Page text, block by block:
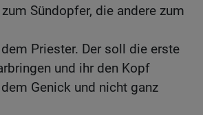
Sündopfer, die andere zum
Priester. Der soll die erste
und ihr den Kopf
Genick und nicht ganz